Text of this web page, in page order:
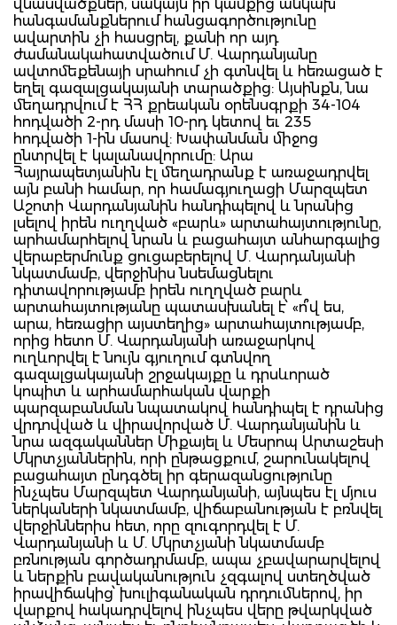
վնասվածքներ, սակայն իր կամքից անկախ
հանգամանքներում հանցագործությունը
ավարտին չի հասցրել, քանի որ այդ
ժամանակահատվածում Մ. Վարդանյանը
ավտոմեքենայի սրահում չի գտնվել և հեռացած է
եղել գազալցակայանի տարածքից: Այսինքն, նա
մեղադրվում է ՀՀ քրեական օրենսգրքի 34-104
հոդվածի 2-րդ մասի 10-րդ կետով եւ 235
հոդվածի 1-ին մասով: Խափանման միջոց
ընտրվել է կալանավորումը: Արա
Հայրապետյանին էլ մեղադրանք է առաջադրվել
այն բանի համար, որ համագյուղացի Մարզպետ
Աշոտի Վարդանյանին հանդիպելով և նրանից
լսելով իրեն ուղղված «բարև» արտահայտությունը,
արհամարհելով նրան և բացահայտ անհարգալից
վերաբերմունք ցուցաբերելով Մ. Վարդանյանի
նկատմամբ, վերջինիս նսեմացնելու
դիտավորությամբ իրեն ուղղված բարև
արտահայտությանը պատասխանել է՝ «ո՞վ ես,
արա, հեռացիր այստեղից» արտահայտությամբ,
որից հետո Մ. Վարդանյանի առաջարկով
ուղևորվել է նույն գյուղում գտնվող
գազալցակայանի շրջակայքը և դրսևորած
կոպիտ և արհամարհական վարքի
պարզաբանման նպատակով հանդիպել է դրանից
վրդովված և վիրավորված Մ. Վարդանյանին և
նրա ազգականներ Միքայել և Մեսրոպ Արտաշեսի
Մկրտչյաններին, որի ընթացքում, շարունակելով
բացահայտ ընդգծել իր գերազանցությունը
ինչպես Մարզպետ Վարդանյանի, այնպես էլ մյուս
ներկաների նկատմամբ, վիճաբանության է բռնվել
վերջիններիս հետ, որը զուգորդվել է Մ.
Վարդանյանի և Մ. Մկրտչյանի նկատմամբ
բռնության գործադրմամբ, ապա չբավարարվելով
և ներքին բավականություն չզգալով ստեղծված
իրավիճակից՝ խուլիգանական դրդումներով, իր
վարքով հակադրվելով ինչպես վերը թվարկված